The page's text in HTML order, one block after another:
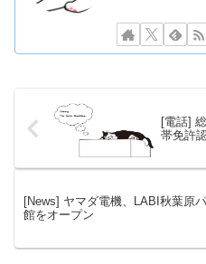
[電話]
帯免許
[News] ヤマダ電機、LABI秋葉原
館をオープン